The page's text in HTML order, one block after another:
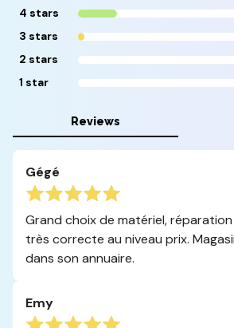
4 stars
3 stars
2 stars
1 star
Reviews
Gégé
Grand choix de matériel,
très correcte au niveau prix.
dans son annuaire.
Emy